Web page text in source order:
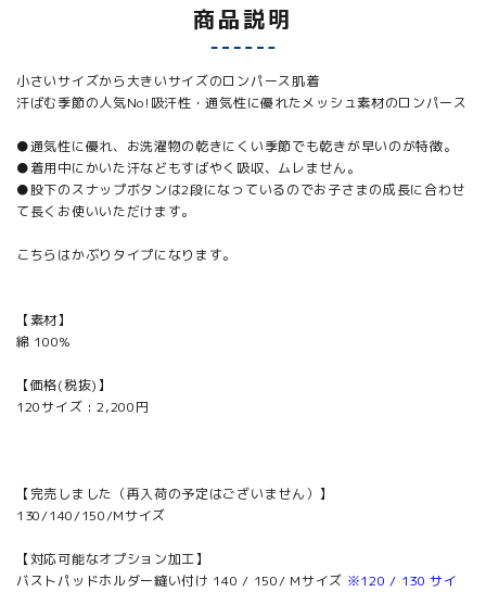
商品説明
小さいサイズから大きいサイズのロンパース肌着
汗ばむ季節の人気No!吸汗性・通気性に優れたメッシュ素材のロンパース
●通気性に優れ、お洗濯物の乾きにくい季節でも乾きが早いのが特徴。
●着用中にかいた汗などもすばやく吸収、ムレません。
●股下のスナップボタンは2段になっているのでお子さまの成長に合わせ
て長くお使いいただけます。
こちらはかぶりタイプになります。
【素材】
綿 100%
【価格(税抜)】
120サイズ : 2,200円
【完売しました（再入荷の予定はございません）】
130/140/150/Mサイズ
【対応可能なオプション加工】
バストパッドホルダー縫い付け 140 / 150/ Mサイズ ※120 / 130 サイ